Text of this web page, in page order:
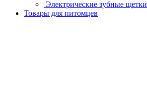
Электрические зубные щетки
Товары для питомцев